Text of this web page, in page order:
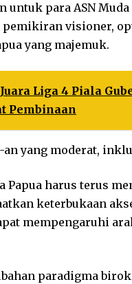
untuk para ASN
pemikiran visioner,
yang majemuk.
Liga 4 Piala
Pembinaan
yang moderat,
Papua harus terus
keterbukaan
mempengaruhi
paradigma